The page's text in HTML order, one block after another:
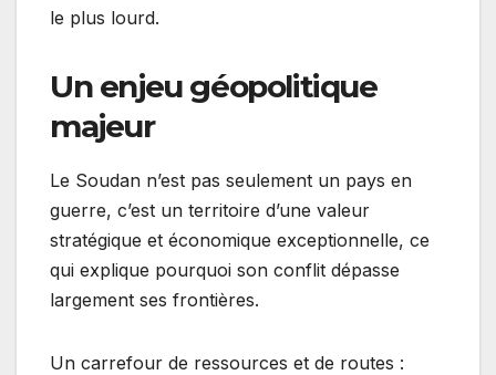
le plus lourd.
Un enjeu géopolitique
majeur
Le Soudan n’est pas seulement un pays en
guerre, c’est un territoire d’une valeur
stratégique et économique exceptionnelle, ce
qui explique pourquoi son conflit dépasse
largement ses frontières.
Un carrefour de ressources et de routes :